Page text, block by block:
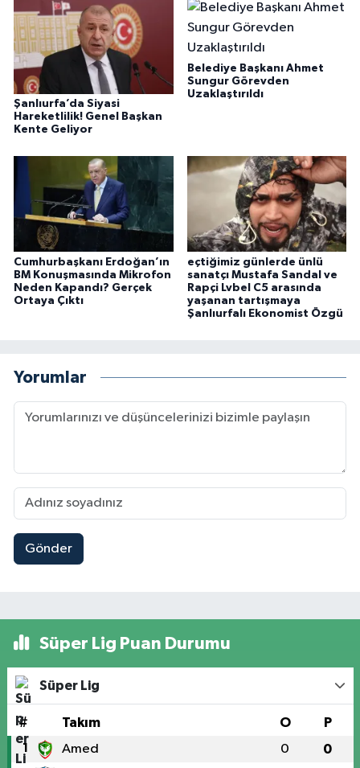
Şanlıurfa’da Siyasi
Hareketlilik! Genel Başkan
Kente Geliyor
Belediye Başkanı Ahmet
Sungur Görevden
Uzaklaştırıldı
Cumhurbaşkanı Erdoğan’ın
BM Konuşmasında Mikrofon
Neden Kapandı? Gerçek
Ortaya Çıktı
eçtiğimiz günlerde ünlü
sanatçı Mustafa Sandal ve
Rapçi Lvbel C5 arasında
yaşanan tartışmaya
Şanlıurfalı Ekonomist Özgü
Yorumlar
Gönder
Süper Lig Puan Durumu
Süper Lig
# Takım O P
1 Amed 0 0